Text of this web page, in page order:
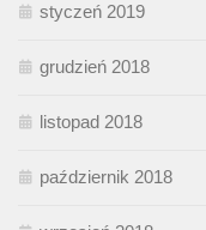
styczeń 2019
grudzień 2018
listopad 2018
październik 2018